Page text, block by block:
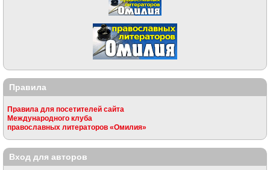
Правила
Правила для посетителей сайта
Международного клуба
православных литераторов «Омилия»
Вход для авторов